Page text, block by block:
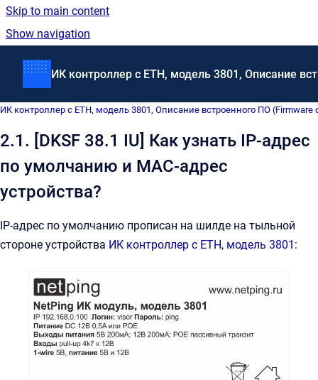
Skip to main content
Show navigation
Go to homepage
ИК контроллер с ETH, модель 3801, Описание
ИК контроллер с ETH, модель 3801, Описание встроенного ПО (Firmware
2.1. [DKSF 38.1 IU] Как узнать IP-адрес
по умолчанию и MAC-адрес
устройства?
IP-адрес по умолчанию прописан на шилде на тыльной
стороне устройства ИК контроллер с ETH, модель 3801 :